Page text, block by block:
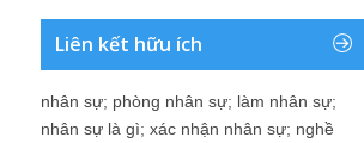
Liên kết hữu ích
nhân sự; phòng nhân sự; làm nhân sự;
nhân sự là gì; xác nhận nhân sự; nghề